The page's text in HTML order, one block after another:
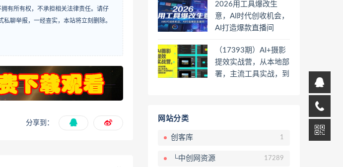
有所有权，不承担相关法律责任。请仔
聊举报，一经查实，本站将立刻删除。
分享到：
2026用工具爆改生
意，AI时代创收机会，
AI打造爆款直播间
（17393期）AI+摄影
提效实战营，从本地部
署，主流工具实战，到
网站分类
创客库 1
└中创网资源 17289